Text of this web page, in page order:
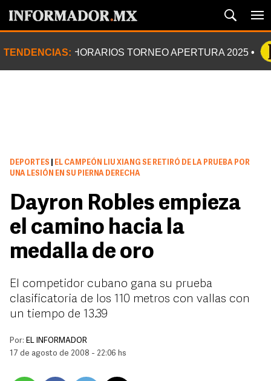
TENDENCIAS: HORARIOS TORNEO APERTURA 2025
DEPORTES
EL CAMPEÓN LIU XIANG SE RETIRÓ DE LA PRUEBA POR
UNA LESIÓN EN SU PIERNA DERECHA
Dayron Robles empieza
el camino hacia la
medalla de oro
El competidor cubano gana su prueba
clasificatoria de los 110 metros con vallas con
un tiempo de 13.39
Por: EL INFORMADOR
17 de agosto de 2008 - 22:06 hs